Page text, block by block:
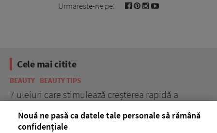
Urmareste-ne pe:
Cele mai citite
BEAUTY BEAUTY TIPS
7 uleiuri care stimulează creșterea rapidă a
Nouă ne pasă ca datele tale personale să rămână
confidențiale